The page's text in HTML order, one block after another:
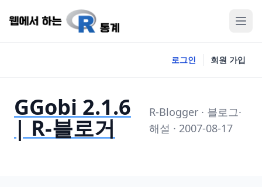
로그인 회원 가입
GGobi 2.1.6
| R‑블로거
R-Blogger · 블로그·
해설 · 2007-08-17